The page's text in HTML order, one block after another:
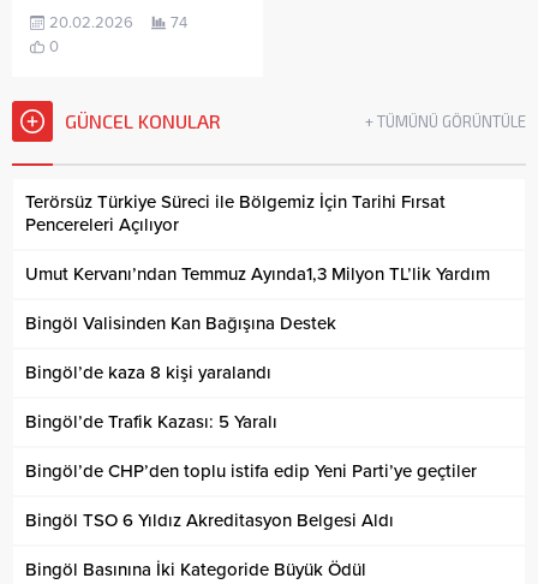
20.02.2026
74
0
GÜNCEL KONULAR + TÜMÜNÜ GÖRÜNTÜLE
Terörsüz Türkiye Süreci ile Bölgemiz İçin Tarihi Fırsat
Pencereleri Açılıyor
Umut Kervanı’ndan Temmuz Ayında1,3 Milyon TL’lik Yardım
Bingöl Valisinden Kan Bağışına Destek
Bingöl’de kaza 8 kişi yaralandı
Bingöl’de Trafik Kazası: 5 Yaralı
Bingöl’de CHP’den toplu istifa edip Yeni Parti’ye geçtiler
Bingöl TSO 6 Yıldız Akreditasyon Belgesi Aldı
Bingöl Basınına İki Kategoride Büyük Ödül